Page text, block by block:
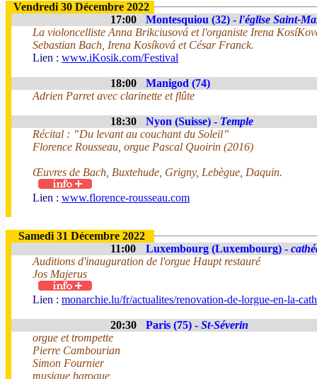
Vendredi 30 Décembre 2022
17:00
Montesquiou (32) - l'église Saint-
La violoncelliste Anna Brikciusová et l'organiste Irena
Sebastian Bach, Irena Kosíková et César Franck.
Lien : www.iKosik.com/Festival
18:00
Manigod (74)
Adrien Parret avec clarinette et flûte
18:30 Nyon (Suisse) - Temple
Récital : ”Du levant au couchant du Soleil”
Florence Rousseau, orgue Pascal Quoirin (2016)
Œuvres de Bach, Buxtehude, Grigny, Lebègue, Daquin.
Lien : www.florence-rousseau.com
Samedi 31 Décembre 2022
11:00
Luxembourg (Luxembourg) -
Auditions d'inauguration de l'orgue Haupt restauré
Jos Majerus
Lien : monarchie.lu/fr/actualites/renovation-de-lorgue-en-la-
20:30 Paris (75) - St-Séverin
orgue et trompette
Pierre Cambourian
Simon Fournier
musique baroque